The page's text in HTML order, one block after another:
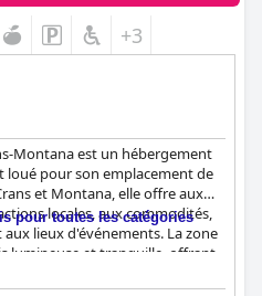
+3
Montana est un hébergement
loué pour son emplacement de
et Montana, elle offre aux
locales, aux commodités,
lieux d'événements. La zone
lumineuse et tranquille, offrant
la commodité de la proximité
pour toutes les catégories